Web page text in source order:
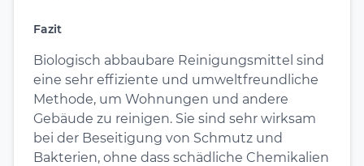
Fazit
Biologisch abbaubare Reinigungsmittel sind
eine sehr effiziente und umweltfreundliche
Methode, um Wohnungen und andere
Gebäude zu reinigen. Sie sind sehr wirksam
bei der Beseitigung von Schmutz und
Bakterien, ohne dass schädliche Chemikalien